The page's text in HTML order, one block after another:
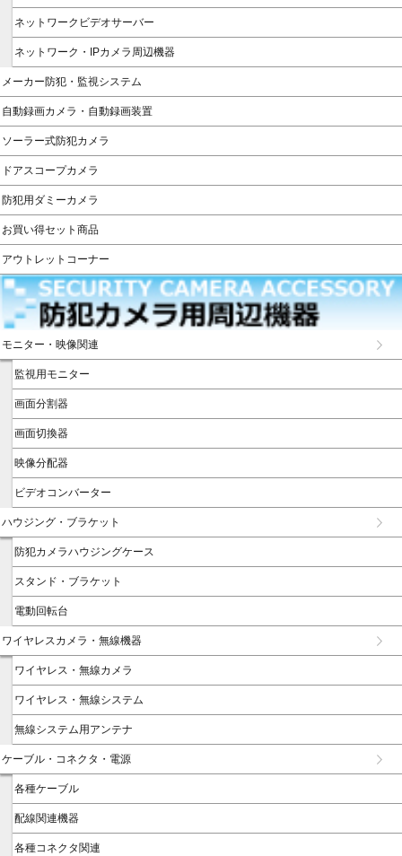
ネットワークビデオサーバー
ネットワーク・IPカメラ周辺機器
メーカー防犯・監視システム
自動録画カメラ・自動録画装置
ソーラー式防犯カメラ
ドアスコープカメラ
防犯用ダミーカメラ
お買い得セット商品
アウトレットコーナー
モニター・映像関連
監視用モニター
画面分割器
画面切換器
映像分配器
ビデオコンバーター
ハウジング・ブラケット
防犯カメラハウジングケース
スタンド・ブラケット
電動回転台
ワイヤレスカメラ・無線機器
ワイヤレス・無線カメラ
ワイヤレス・無線システム
無線システム用アンテナ
ケーブル・コネクタ・電源
各種ケーブル
配線関連機器
各種コネクタ関連